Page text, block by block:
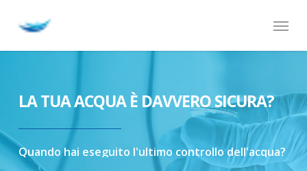
Menu
LA TUA ACQUA È DAVVERO SICURA?
Quando hai eseguito l'ultimo controllo dell'acqua?